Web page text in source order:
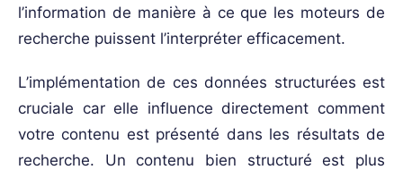
l’information de manière à ce que les moteurs de
recherche puissent l’interpréter efficacement.
L’implémentation de ces données structurées est
cruciale car elle influence directement comment
votre contenu est présenté dans les résultats de
recherche. Un contenu bien structuré est plus